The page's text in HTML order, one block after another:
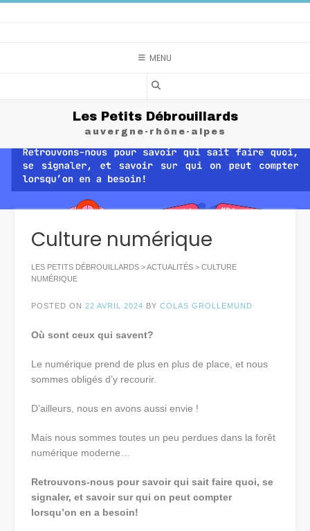
MENU
Les Petits Débrouillards
auvergne-rhône-alpes
Culture numérique
LES PETITS DÉBROUILLARDS >ACTUALITÉS > CULTURE
NUMÉRIQUE
POSTED ON 22 AVRIL 2024 BY COLAS GROLLEMUND
Où sont ceux qui savent?
Le numérique prend de plus en plus de place, et nous
sommes obligés d’y recourir.
D’ailleurs, nous en avons aussi envie !
Mais nous sommes toutes un peu perdues dans la forêt
numérique moderne…
Retrouvons-nous pour savoir qui sait faire quoi, se
signaler, et savoir sur qui on peut compter
lorsqu’on en a besoin!